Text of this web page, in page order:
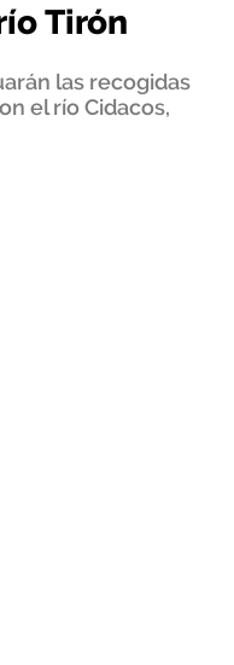
Tirón
las recogidas
el río Cidacos,